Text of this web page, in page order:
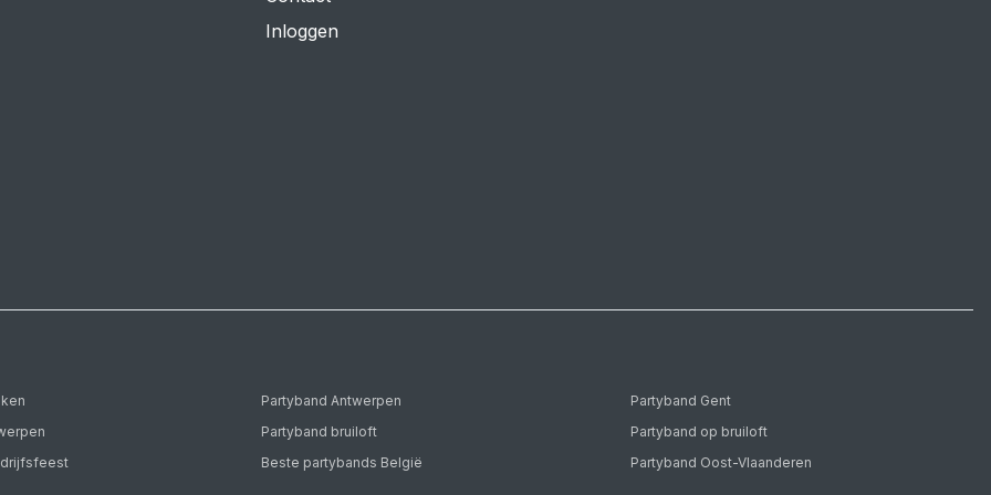
Inloggen
Partyband Antwerpen
Partyband Gent
Partyband bruiloft
Partyband op bruiloft
Beste partybands België Partyband Oost-Vlaanderen